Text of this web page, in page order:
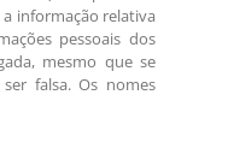
informação relativa
pessoais dos
mesmo que se
falsa. Os nomes